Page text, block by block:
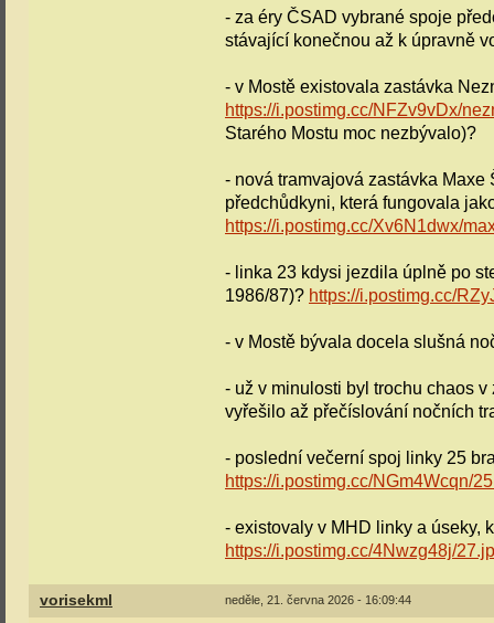
- za éry ČSAD vybrané spoje
stávající konečnou až k úpravně
- v Mostě existovala zastávka
https://i.postimg.cc/NFZv9vDx/
Starého Mostu moc nezbývalo)?
- nová tramvajová zastávka
předchůdkyni, která fungovala
https://i.postimg.cc/Xv6N1dwx/
- linka 23 kdysi jezdila úplně po
1986/87)? https://i.postimg.cc/
- v Mostě bývala docela slušná
- už v minulosti byl trochu chaos
vyřešilo až přečíslování nočních
- poslední večerní spoj linky 25
https://i.postimg.cc/NGm4Wcqn/
- existovaly v MHD linky a úseky,
https://i.postimg.cc/4Nwzg48j/
vorisekml neděle, 21. června 2026 - 16:09:44